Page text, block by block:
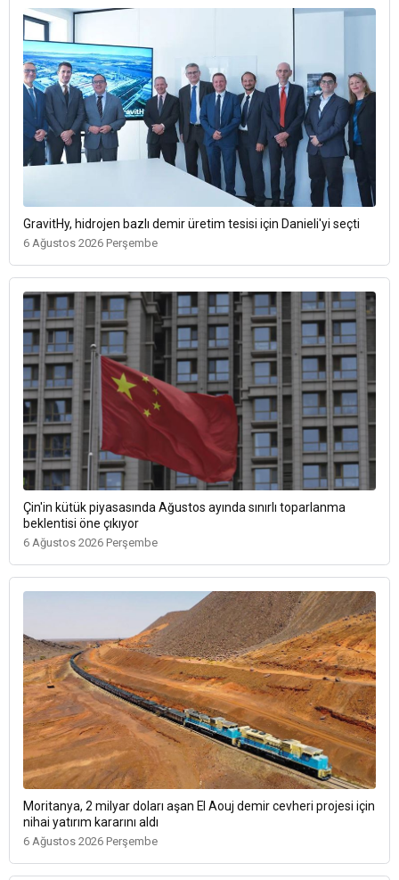
GravitHy, hidrojen bazlı demir üretim tesisi için Danieli'yi seçti
6 Ağustos 2026 Perşembe
Çin'in kütük piyasasında Ağustos ayında sınırlı toparlanma
beklentisi öne çıkıyor
6 Ağustos 2026 Perşembe
Moritanya, 2 milyar doları aşan El Aouj demir cevheri projesi için
nihai yatırım kararını aldı
6 Ağustos 2026 Perşembe